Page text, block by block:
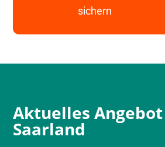
sichern
Aktuelles
Saarland